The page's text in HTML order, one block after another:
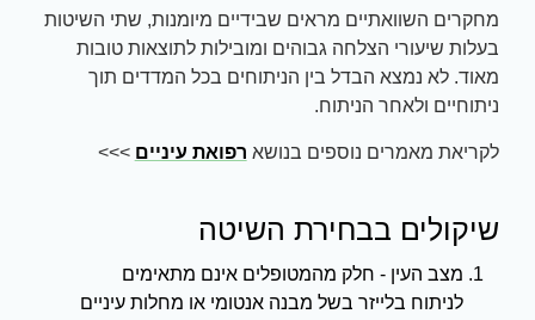
מחקרים השוואתיים מראים שבידיים מיומנות, שתי השיטות
בעלות שיעורי הצלחה גבוהים ומובילות לתוצאות טובות
מאוד. לא נמצא הבדל בין הניתוחים בכל המדדים תוך
ניתוחיים ולאחר הניתוח.
לקריאת מאמרים נוספים בנושא רפואת עיניים >>>
שיקולים בבחירת השיטה
מצב העין - חלק מהמטופלים אינם מתאימים
לניתוח בלייזר בשל מבנה אנטומי או מחלות עיניים